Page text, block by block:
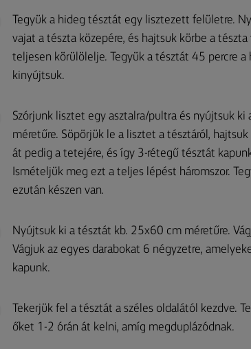
Tegyük a hideg tésztát egy lisztezett felületre.
vajat a tészta közepére, és hajtsuk körbe a
teljesen körülölelje. Tegyük a tésztát 45 percre
kinyújtsuk.
Szórjunk lisztet egy asztalra/pultra és nyújtsuk
méretűre. Söpörjük le a lisztet a tésztáról,
át pedig a tetejére, és így 3-rétegű tésztát
Ismételjük meg ezt a teljes lépést háromszor.
ezután készen van.
Nyújtsuk ki a tésztát kb. 25x60 cm méretűre.
Vágjuk az egyes darabokat 6 négyzetre,
kapunk.
Tekerjük fel a tésztát a széles oldalától kezdve.
őket 1-2 órán át kelni, amíg megduplázódnak.